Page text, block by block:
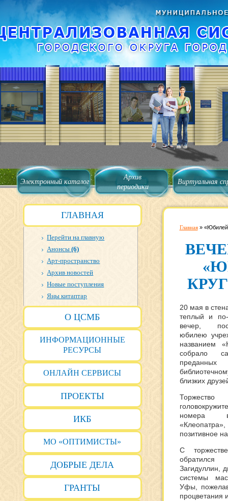
Электронный каталог
Архив
периодики
Виртуальная
ГЛАВНАЯ
Перейти на главную
Анонсы(6)
Арт-пространство
Архив новостей
Новые поступления
Яңы китаптар
О ЦСМБ
ИНФОРМАЦИОННЫЕ
РЕСУРСЫ
ОНЛАЙН СЕРВИСЫ
ПРОЕКТЫ
ИКБ
МО «ОПТИМИСТЫ»
ДОБРЫЕ ДЕЛА
ГРАНТЫ
Главная» «Юбилей
20 мая в
теплый и
вечер,
юбилею
названием
собрало
преданных
близких
номера
позитивное
С
Загидуллин,
системы
Уфы,
процветания